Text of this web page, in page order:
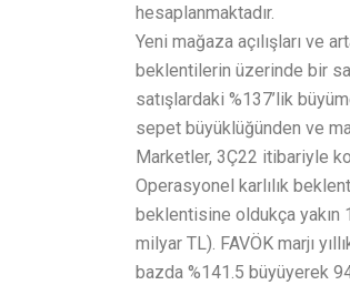
hesaplanmaktadır.
Yeni mağaza açılışları ve
beklentilerin üzerinde bir
satışlardaki %137’lik
sepet büyüklüğünden ve
Marketler, 3Ç22 itibariyle
Operasyonel karlılık
beklentisine oldukça yakın
milyar TL). FAVÖK marjı
bazda %141.5 büyüyerek